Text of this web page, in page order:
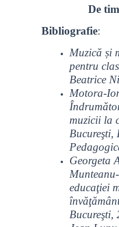
De
Bibliografie:
Muzică și
pentru
Beatrice
Motora-
muzicii la
Bucureşti,
Georgeta
educaţiei
Bucureşti,